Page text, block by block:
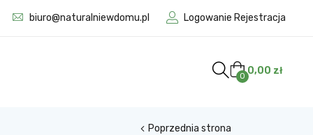
biuro@naturalniewdomu.pl Logowanie Rejestracja
0 0,00 zł
Poprzednia strona